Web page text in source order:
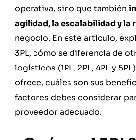
operativa, sino que también
agilidad, la escalabilidad y la
negocio. En este artículo,
3PL, cómo se diferencia de
logísticos (1PL, 2PL, 4PL y
ofrece, cuáles son sus
factores debes considerar
proveedor adecuado.